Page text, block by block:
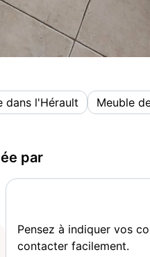
dans l'Hérault Meuble
par
Pensez à indiquer vos
contacter facilement.